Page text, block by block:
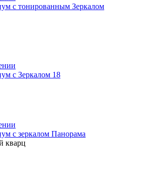
с тонированным Зеркалом
с Зеркалом 18
с зеркалом Панорама
кварц